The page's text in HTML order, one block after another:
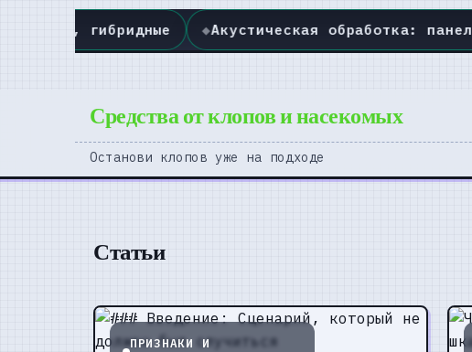
Акустическая обработка: панели, бас-ловушки,
Средства от клопов и насекомых
Останови клопов уже на подходе
Статьи
ПРИЗНАКИ И